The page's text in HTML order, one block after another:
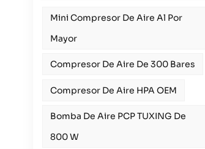
Mini Compresor De Aire Al Por
Mayor
Compresor De Aire De 300 Bares
Compresor De Aire HPA OEM
Bomba De Aire PCP TUXING De
800 W